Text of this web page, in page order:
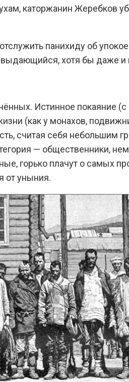
каторжанин Жеребков
панихиду об
хотя бы даже и
Истинное покаяние
(как у монахов,
считая себя
— общественники,
горько плачут о самых
от уныния.